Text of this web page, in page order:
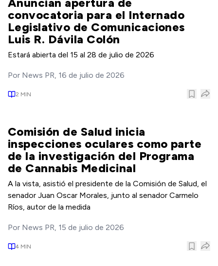
convocatoria para el Internado
Legislativo de Comunicaciones
Luis R. Dávila Colón
Estará abierta del 15 al 28 de julio de 2026
Por News PR, 16 de julio de 2026
2 MIN
Comisión de Salud inicia
inspecciones oculares como parte
de la investigación del Programa
de Cannabis Medicinal
A la vista, asistió el presidente de la Comisión de Salud, el
senador Juan Oscar Morales, junto al senador Carmelo
Ríos, autor de la medida
Por News PR, 15 de julio de 2026
4 MIN